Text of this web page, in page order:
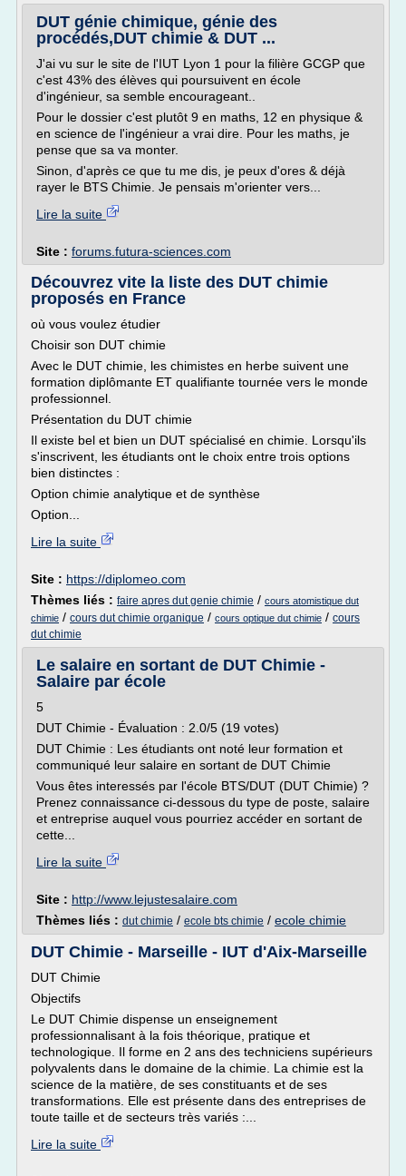
DUT génie chimique, génie des
procédés,DUT chimie & DUT ...
J'ai vu sur le site de l'IUT Lyon 1 pour la filière GCGP que
c'est 43% des élèves qui poursuivent en école
d'ingénieur, sa semble encourageant..
Pour le dossier c'est plutôt 9 en maths, 12 en physique &
en science de l'ingénieur a vrai dire. Pour les maths, je
pense que sa va monter.
Sinon, d'après ce que tu me dis, je peux d'ores & déjà
rayer le BTS Chimie. Je pensais m'orienter vers...
Lire la suite
Site : forums.futura-sciences.com
Découvrez vite la liste des DUT chimie
proposés en France
où vous voulez étudier
Choisir son DUT chimie
Avec le DUT chimie, les chimistes en herbe suivent une
formation diplômante ET qualifiante tournée vers le monde
professionnel.
Présentation du DUT chimie
Il existe bel et bien un DUT spécialisé en chimie. Lorsqu'ils
s'inscrivent, les étudiants ont le choix entre trois options
bien distinctes :
Option chimie analytique et de synthèse
Option...
Lire la suite
Site : https://diplomeo.com
Thèmes liés : faire apres dut genie chimie / cours atomistique dut
chimie / cours dut chimie organique / cours optique dut chimie / cours
dut chimie
Le salaire en sortant de DUT Chimie -
Salaire par école
5
DUT Chimie - Évaluation : 2.0/5 (19 votes)
DUT Chimie : Les étudiants ont noté leur formation et
communiqué leur salaire en sortant de DUT Chimie
Vous êtes interessés par l'école BTS/DUT (DUT Chimie) ?
Prenez connaissance ci-dessous du type de poste, salaire
et entreprise auquel vous pourriez accéder en sortant de
cette...
Lire la suite
Site : http://www.lejustesalaire.com
Thèmes liés : dut chimie / ecole bts chimie / ecole chimie
DUT Chimie - Marseille - IUT d'Aix-Marseille
DUT Chimie
Objectifs
Le DUT Chimie dispense un enseignement
professionnalisant à la fois théorique, pratique et
technologique. Il forme en 2 ans des techniciens supérieurs
polyvalents dans le domaine de la chimie. La chimie est la
science de la matière, de ses constituants et de ses
transformations. Elle est présente dans des entreprises de
toute taille et de secteurs très variés :...
Lire la suite